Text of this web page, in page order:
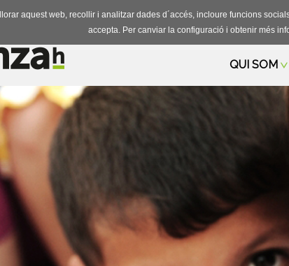
QUI SOM
aquest web, recollir i analitzar dades d´accés, incloure funcions
accepta. Per canviar la configuració i obtenir més